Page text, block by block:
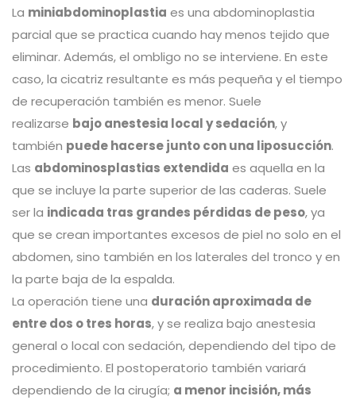
La miniabdominoplastia es una abdominoplastia
parcial que se practica cuando hay menos tejido que
eliminar. Además, el ombligo no se interviene. En este
caso, la cicatriz resultante es más pequeña y el tiempo
de recuperación también es menor. Suele
realizarse bajo anestesia local y sedación, y
también puede hacerse junto con una liposucción.
Las abdominosplastias extendida es aquella en la
que se incluye la parte superior de las caderas. Suele
ser la indicada tras grandes pérdidas de peso, ya
que se crean importantes excesos de piel no solo en el
abdomen, sino también en los laterales del tronco y en
la parte baja de la espalda.
La operación tiene una duración aproximada de
entre dos o tres horas, y se realiza bajo anestesia
general o local con sedación, dependiendo del tipo de
procedimiento. El postoperatorio también variará
dependiendo de la cirugía; a menor incisión, más